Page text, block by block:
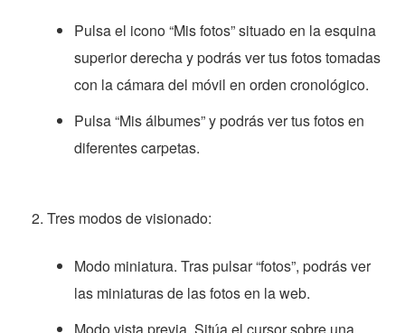
Pulsa el icono “Mis fotos” situado en la esquina
superior derecha y podrás ver tus fotos tomadas
con la cámara del móvil en orden cronológico.
Pulsa “Mis álbumes” y podrás ver tus fotos en
diferentes carpetas.
Tres modos de visionado:
Modo miniatura. Tras pulsar “fotos”, podrás ver
las miniaturas de las fotos en la web.